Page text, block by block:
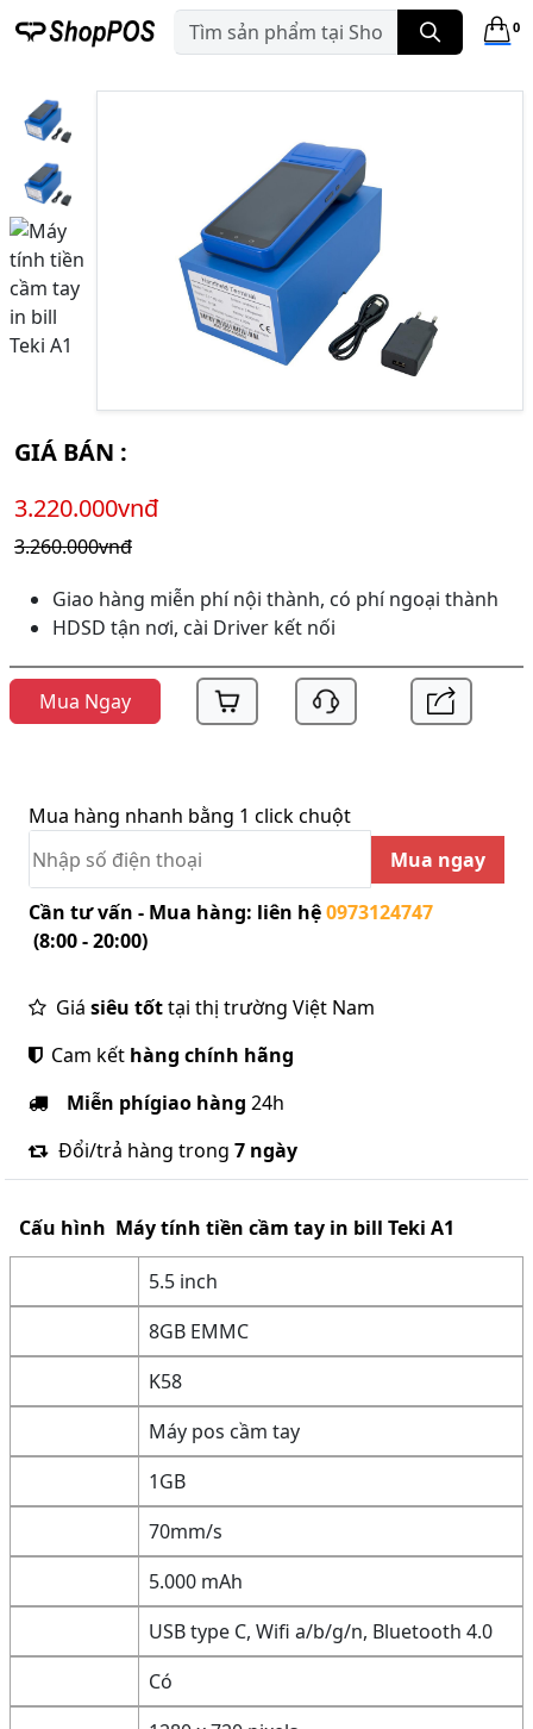
0
GIÁ BÁN :
3.220.000vnđ
3.260.000vnđ
Giao hàng miễn phí nội thành, có phí ngoại thành
HDSD tận nơi, cài Driver kết nối
Mua Ngay
Mua hàng nhanh bằng 1 click chuột
Mua ngay
Cần tư vấn - Mua hàng: liên hệ0973124747
(8:00 - 20:00)
Giá siêu tốttại thị trường Việt Nam
Cam kết hàng chính hãng
Miễn phígiao hàng 24h
Đổi/trả hàng trong 7 ngày
Cấu hình Máy tính tiền cầm tay in bill Teki A1
5.5 inch
8GB EMMC
K58
Máy pos cầm tay
1GB
70mm/s
5.000 mAh
USB type C, Wifi a/b/g/n, Bluetooth 4.0
Có